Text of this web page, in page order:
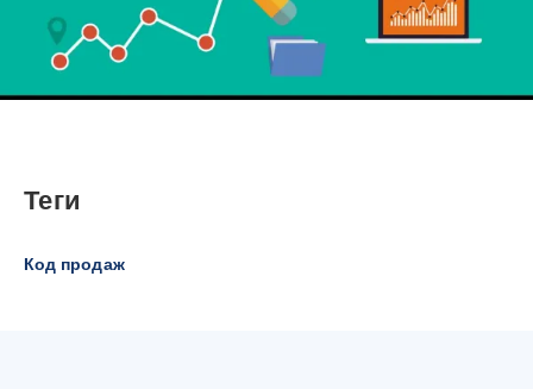
Теги
Код продаж